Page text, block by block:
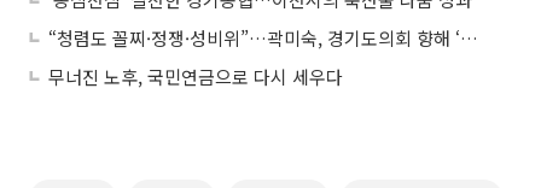
“청렴도 꼴찌·정쟁·성비위”…곽미숙, 경기도의회 향해 ‘자성 없인 미래 없다’
무너진 노후, 국민연금으로 다시 세우다